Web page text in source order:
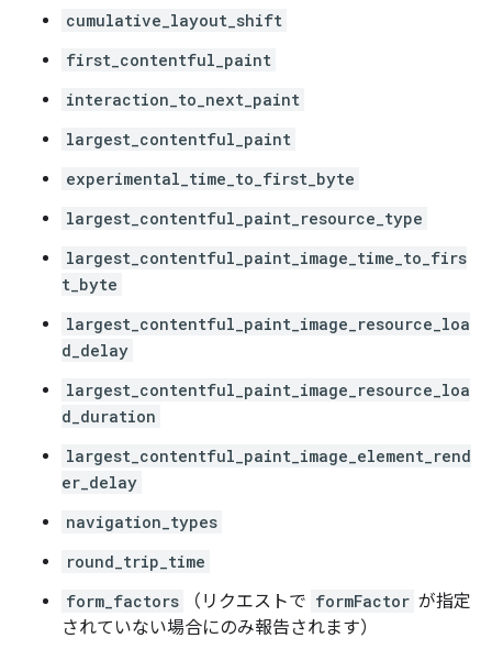
cumulative_layout_shift
first_contentful_paint
interaction_to_next_paint
largest_contentful_paint
experimental_time_to_first_byte
largest_contentful_paint_resource_type
largest_contentful_paint_image_time_to_firs
t_byte
largest_contentful_paint_image_resource_loa
d_delay
largest_contentful_paint_image_resource_loa
d_duration
largest_contentful_paint_image_element_rend
er_delay
navigation_types
round_trip_time
form_factors
（リクエストで formFactor が指定
されていない場合にのみ報告されます）